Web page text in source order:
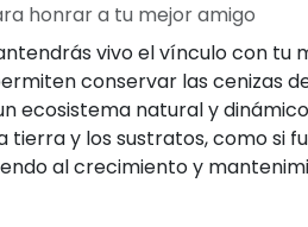
honrar a tu mejor amigo
vivo el vínculo con tu
conservar las cenizas
ecosistema natural y
tierra y los sustratos, como si
al crecimiento y